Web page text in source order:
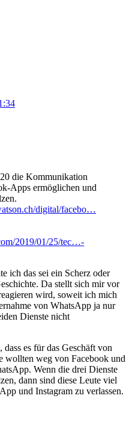
die Kommunikation
Apps ermöglichen und
digital/facebo…
2019/01/25/tec…-
ich das sei ein Scherz oder
Da stellt sich mir vor
wird, soweit ich mich
von WhatsApp ja nur
Dienste nicht
es für das Geschäft von
wollten weg von Facebook und
Wenn die drei Dienste
dann sind diese Leute viel
und Instagram zu verlassen.